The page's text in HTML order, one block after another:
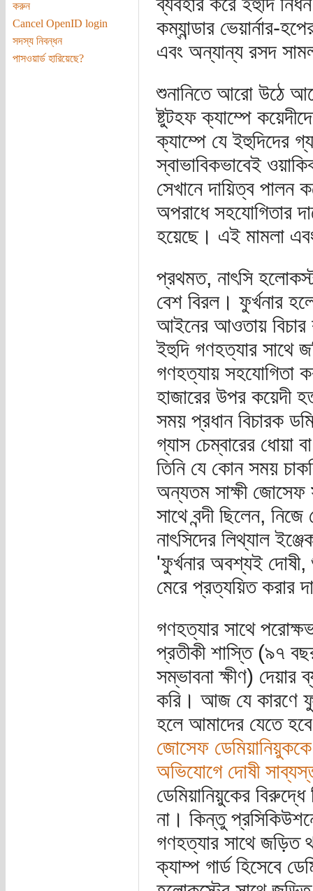
করুন
Cancel OpenID login
সদস্য নিবন্ধন
পাসওয়ার্ড হারিয়েছে?
কম্যান্ডার ভেয়ার্নার-
এবং অন্যান্য রসদ
শুনানিতে আরো উঠে
ষ্টুটহফ ক্যাম্পে
ক্যাম্পে যে ইহুদিদের
স্বাভাবিকভাবেই
সেখানে দায়িত্ব
অপরাধে সহযোগিতার
হয়েছে। এই মামলা
প্রথমত, নাৎসি
বেশ বিরল। ফুর্খনার
আইনের আওতায় বিচার
ইহুদি গণহত্যার সাথে
গণহত্যায় সহযোগিতা
হাজারের উপর কয়েদী
সময় প্রধান বিচারক
গ্যাস চেম্বারের ধোয়া
তিনি যে কোন সময়
অন্যতম সাক্ষী জোসেফ
সাথে বন্দী ছিলেন,
নাৎসিদের লিথ্যাল
'ফুর্খনার অবশ্যই দোষী,
মেরে প্রত্যয়িত করার
গণহত্যার সাথে
প্রতীকী শাস্তি (৯৭
সম্ভাবনা ক্ষীণ)
করি। আজ যে কারণে
হলে আমাদের যেতে
জোসেফ ডেমিয়ানিয়ুককে
অভিযোগে দোষী
ডেমিয়ানিয়ুকের
না। কিন্তু
গণহত্যার সাথে জড়িত
ক্যাম্প গার্ড হিসেবে